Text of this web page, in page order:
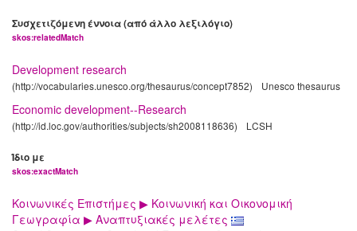
Συσχετιζόμενη έννοια (από άλλο λεξιλόγιο)
skos:relatedMatch
Development research
(http://vocabularies.unesco.org/thesaurus/concept7852) Unesco thesaurus
Economic development--Research
(http://id.loc.gov/authorities/subjects/sh2008118636) LCSH
Ίδιο με
skos:exactMatch
Κοινωνικές Επιστήμες ▶ Κοινωνική και Οικονομική
Γεωγραφία ▶ Αναπτυξιακές μελέτες